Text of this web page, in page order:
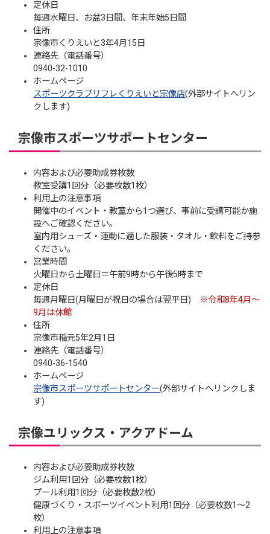
定休日
毎週水曜日、お盆3日間、年末年始5日間
住所
宗像市くりえいと3年4月15日
連絡先（電話番号）
0940-32-1010
ホームページ
スポーツクラブリフレくりえいと宗像店(外部サイトへリン
クします)
宗像市スポーツサポートセンター
内容および必要助成券枚数
教室受講1回分（必要枚数1枚）
利用上の注意事項
開催中のイベント・教室から1つ選び、事前に受講可能か施
設へご確認ください。
室内用シューズ・運動に適した服装・タオル・飲料をご持参
ください。
営業時間
火曜日から土曜日＝午前9時から午後5時まで
定休日
毎週月曜日(月曜日が祝日の場合は翌平日) ※令和8年4月～
9月は休館
住所
宗像市稲元5年2月1日
連絡先（電話番号）
0940-36-1540
ホームページ
宗像市スポーツサポートセンター(外部サイトへリンクしま
す)
宗像ユリックス・アクアドーム
内容および必要助成券枚数
ジム利用1回分（必要枚数1枚）
プール利用1回分（必要枚数2枚）
健康づくり・スポーツイベント利用1回分（必要枚数1～2
枚）
利用上の注意事項